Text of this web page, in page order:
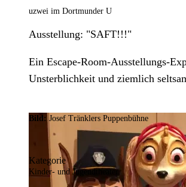
uzwei im Dortmunder U
Ausstellung: "SAFT!!!"
Ein Escape-Room-Ausstellungs-
Unsterblichkeit und ziemlich
Bild:Josef Tränklers Puppenbühne
Kategorie
Kinder- und Jugendtheater